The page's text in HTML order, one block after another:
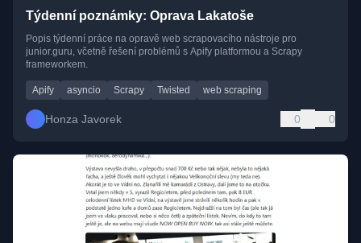
Týdenní poznámky: Oprava Lakatoše
Popis týdenní práce na opravě web scrapovacího nástroje pro
junior.guru, včetně řešení problémů s Apify platformou a Scrapy
frameworkem.
Apify asyncio Scrapy Twisted web scraping
Honza Javorek 0 0